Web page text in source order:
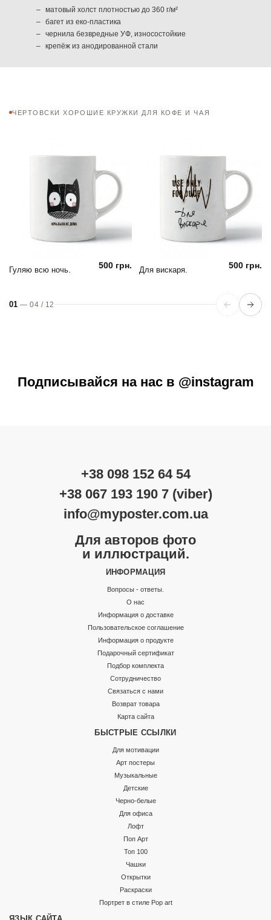
матовый холст плотностью до 360 г/м²
багет из еко-пластика
чернила безвредные УФ, износостойкие
крепёж из анодированной стали
ЧЕРТОВСКИ ХОРОШИЕ КРУЖКИ ДЛЯ КОФЕ И ЧАЯ
Гуляю всю ночь. 500 грн. Для вискаря. 500 грн.
01 —04 / 12
Подписывайся на нас в @instagram
+38 098 152 64 54
+38 067 193 190 7 (viber)
info@myposter.com.ua
Для авторов фото
и иллюстраций.
ИНФОРМАЦИЯ
Вопросы - ответы.
О нас
Информация о доставке
Пользовательское соглашение
Информация о продукте
Подарочный сертификат
Подбор комплекта
Сотрудничество
Связаться с нами
Возврат товара
Карта сайта
БЫСТРЫЕ ССЫЛКИ
Для мотивации
Арт постеры
Музыкальные
Детские
Черно-белые
Для офиса
Лофт
Поп Арт
Топ 100
Чашки
Открытки
Раскраски
Портрет в стиле Pop art